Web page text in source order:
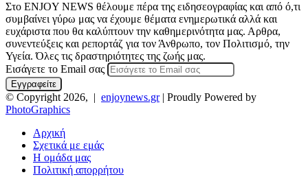
Στο ENJOY NEWS θέλουμε πέρα της ειδησεογραφίας και από ό,τι
συμβαίνει γύρω μας να έχουμε θέματα ενημερωτικά αλλά και
ευχάριστα που θα καλύπτουν την καθημερινότητα μας. Αρθρα,
συνεντεύξεις και ρεπορτάζ για τον Άνθρωπο, τον Πολιτισμό, την
Υγεία. Όλες τις δραστηριότητες της ζωής μας.
Εισάγετε το Email σας
© Copyright 2026, | enjoynews.gr| Proudly Powered by
PhotoGraphics
Αρχική
Σχετικά με εμάς
Η ομάδα μας
Πολιτική απορρήτου